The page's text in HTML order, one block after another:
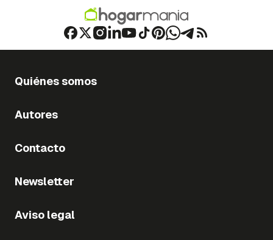
Quiénes somos
Autores
Contacto
Newsletter
Aviso legal